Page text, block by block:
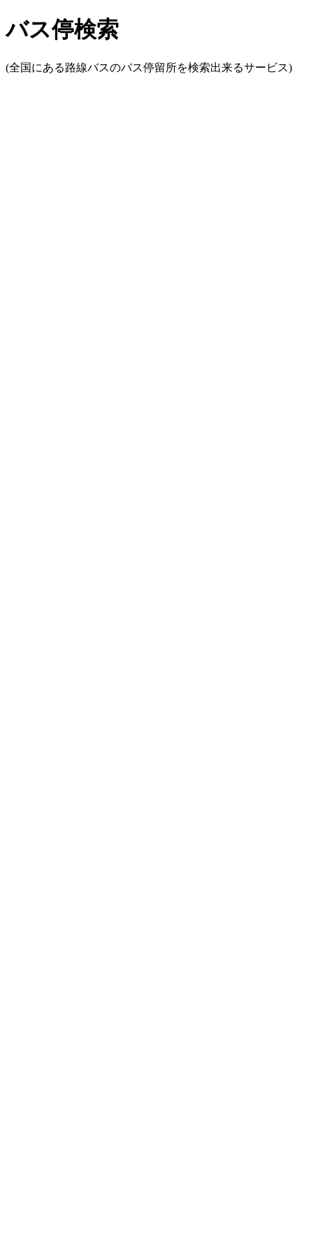
バス停検索
(全国にある路線バスのバス停留所を検索出来るサービス)